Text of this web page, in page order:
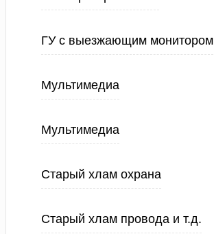
ГУ с выезжающим монитором
Мультимедиа
Мультимедиа
Старый хлам охрана
Старый хлам провода и т.д.